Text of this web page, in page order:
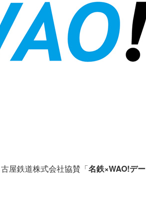
屋鉄道株式会社協賛「名鉄×WAO!デー